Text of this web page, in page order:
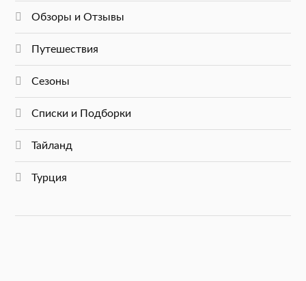
Обзоры и Отзывы
Путешествия
Сезоны
Списки и Подборки
Тайланд
Турция